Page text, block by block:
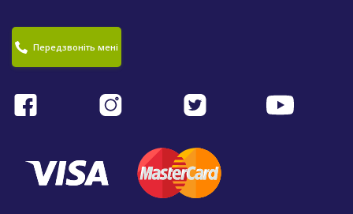
Передзвоніть мені